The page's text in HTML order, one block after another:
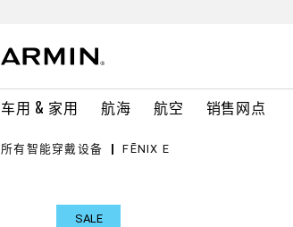
车用 & 家用 航海 航空 销售网点
所有智能穿戴设备 FĒNIX E
SALE